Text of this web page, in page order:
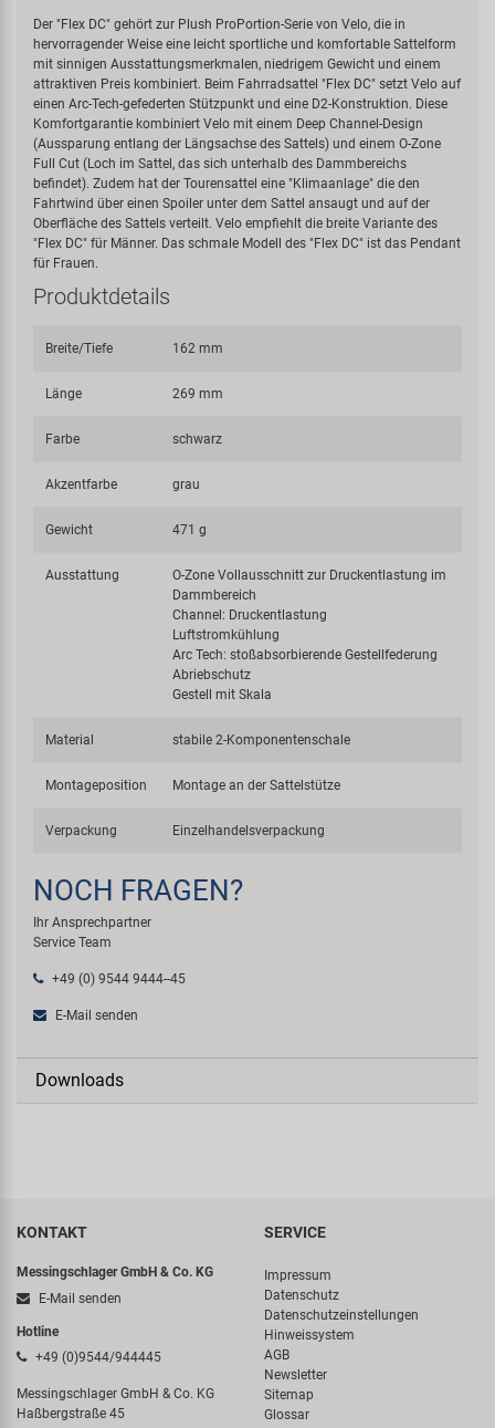
Der "Flex DC" gehört zur Plush ProPortion-Serie von Velo, die in
hervorragender Weise eine leicht sportliche und komfortable Sattelform
mit sinnigen Ausstattungsmerkmalen, niedrigem Gewicht und einem
attraktiven Preis kombiniert. Beim Fahrradsattel "Flex DC" setzt Velo auf
einen Arc-Tech-gefederten Stützpunkt und eine D2-Konstruktion. Diese
Komfortgarantie kombiniert Velo mit einem Deep Channel-Design
(Aussparung entlang der Längsachse des Sattels) und einem O-Zone
Full Cut (Loch im Sattel, das sich unterhalb des Dammbereichs
befindet). Zudem hat der Tourensattel eine "Klimaanlage" die den
Fahrtwind über einen Spoiler unter dem Sattel ansaugt und auf der
Oberfläche des Sattels verteilt. Velo empfiehlt die breite Variante des
"Flex DC" für Männer. Das schmale Modell des "Flex DC" ist das Pendant
für Frauen.
Produktdetails
Breite/Tiefe 162 mm
Länge 269 mm
Farbe schwarz
Akzentfarbe grau
Gewicht 471 g
Ausstattung
O-Zone Vollausschnitt zur Druckentlastung im
Dammbereich
Channel: Druckentlastung
Luftstromkühlung
Arc Tech: stoßabsorbierende Gestellfederung
Abriebschutz
Gestell mit Skala
Material stabile 2-Komponentenschale
Montageposition Montage an der Sattelstütze
Verpackung Einzelhandelsverpackung
NOCH FRAGEN?
Ihr Ansprechpartner
Service Team
+49 (0) 9544 9444--45
E-Mail senden
Downloads
KONTAKT
Messingschlager GmbH & Co. KG
E-Mail senden
Hotline
+49 (0)9544/944445
Messingschlager GmbH & Co. KG
Haßbergstraße 45
SERVICE
Impressum
Datenschutz
Datenschutzeinstellungen
Hinweissystem
AGB
Newsletter
Sitemap
Glossar